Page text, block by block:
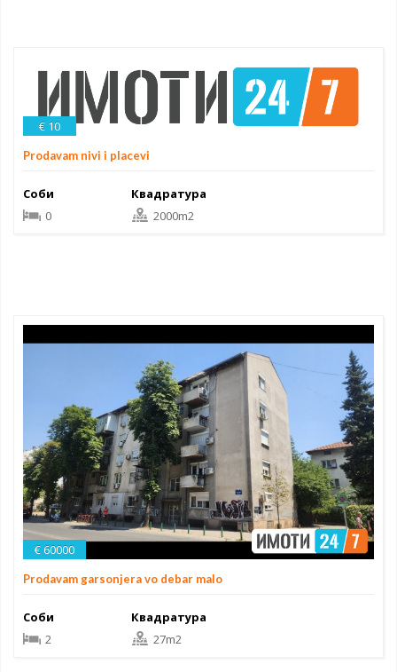
€ 10
Prodavam nivi i placevi
Соби
0
Квадратура
2000m2
€ 60000
Prodavam garsonjera vo debar malo
Соби
2
Квадратура
27m2